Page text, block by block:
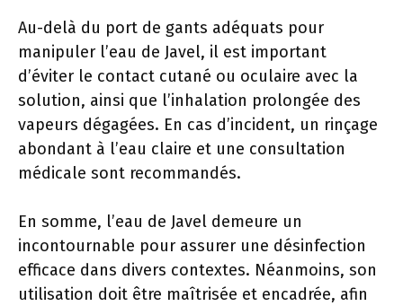
Au-delà du port de gants adéquats pour
manipuler l’eau de Javel, il est important
d’éviter le contact cutané ou oculaire avec la
solution, ainsi que l’inhalation prolongée des
vapeurs dégagées. En cas d’incident, un rinçage
abondant à l’eau claire et une consultation
médicale sont recommandés.
En somme, l’eau de Javel demeure un
incontournable pour assurer une désinfection
efficace dans divers contextes. Néanmoins, son
utilisation doit être maîtrisée et encadrée, afin